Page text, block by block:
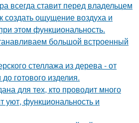
всегда ставит перед владельцем
создать ощущение воздуха и
этом функциональность.
большой встроенный
стеллажа из дерева - от
готового изделия.
для тех, кто проводит много
уют, функциональность и